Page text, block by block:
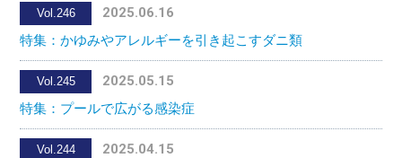
Vol.246
2025.06.16
特集：かゆみやアレルギーを引き起こすダニ類
Vol.245
2025.05.15
特集：プールで広がる感染症
Vol.244
2025.04.15